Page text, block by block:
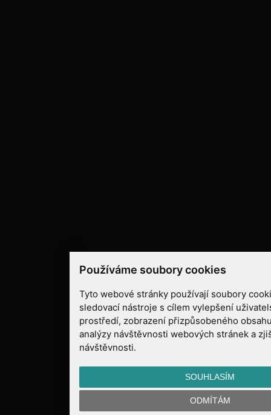
Používáme soubory cookies
Tyto webové stránky používají soubory
sledovací nástroje s cílem vylepšení
prostředí, zobrazení přizpůsobeného
analýzy návštěvnosti webových stránek a
návštěvnosti.
SOUHLASÍM
ODMÍTÁM